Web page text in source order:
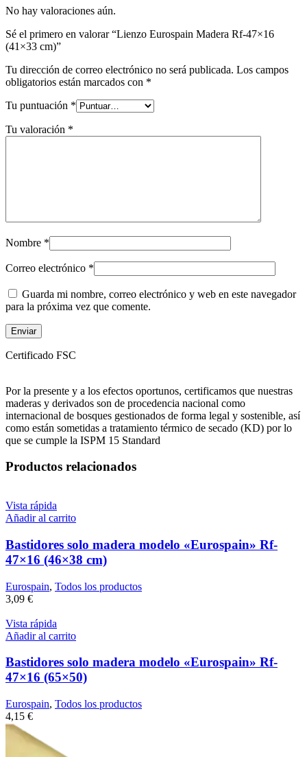
No hay valoraciones aún.
Sé el primero en valorar “Lienzo Eurospain Madera Rf-47×16
(41×33 cm)”
Tu dirección de correo electrónico no será publicada. Los campos
obligatorios están marcados con *
Tu puntuación *
Tu valoración *
Nombre *
Correo electrónico *
Guarda mi nombre, correo electrónico y web en este navegador
para la próxima vez que comente.
Certificado FSC
Por la presente y a los efectos oportunos, certificamos que nuestras
maderas y derivados son de procedencia nacional como
internacional de bosques gestionados de forma legal y sostenible, así
como están sometidas a tratamiento térmico de secado (KD) por lo
que se cumple la ISPM 15 Standard
Productos relacionados
Vista rápida
Añadir al carrito
Bastidores solo madera modelo «Eurospain» Rf-
47×16 (46×38 cm)
Eurospain, Todos los productos
3,09 €
Vista rápida
Añadir al carrito
Bastidores solo madera modelo «Eurospain» Rf-
47×16 (65×50)
Eurospain, Todos los productos
4,15 €